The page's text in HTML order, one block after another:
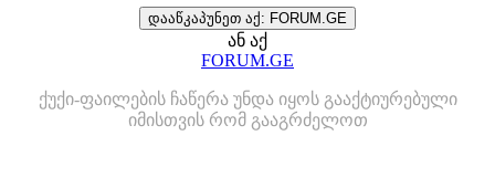
დააწკაპუნეთ აქ: FORUM.GE
ან აქ
FORUM.GE
ქუქი-ფაილების ჩაწერა უნდა იყოს გააქტიურებული
იმისთვის რომ გააგრძელოთ